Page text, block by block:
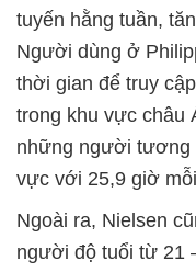
tuyến hằng tuần,
Người dùng ở
thời gian để truy
trong khu vực châu
những người tương
vực với 25,9 giờ
Ngoài ra, Nielsen
người độ tuổi từ 21